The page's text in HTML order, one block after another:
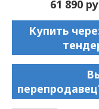
61 890
Купить